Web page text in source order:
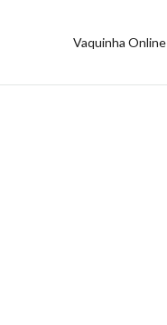
Vaquinha Online